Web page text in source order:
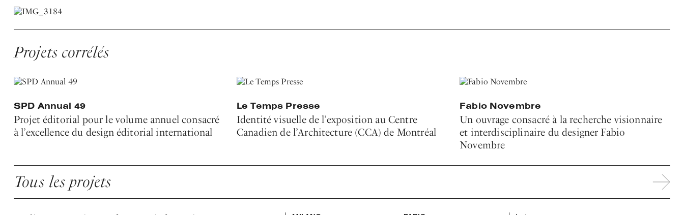
Projets corrélés
SPD Annual 49
Projet éditorial pour le volume annuel consacré
à l’excellence du design éditorial international
Le Temps Presse
Identité visuelle de l’exposition au Centre
Canadien de l’Architecture (CCA) de Montréal
Fabio Novembre
Un ouvrage consacré à la recherche visionnaire
et interdisciplinaire du designer Fabio
Novembre
Tous les projets